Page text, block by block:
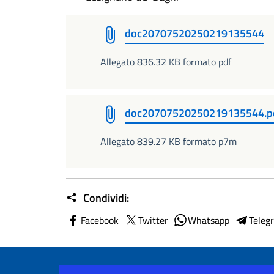
doc20707520250219135544
Allegato 836.32 KB formato pdf
Allegato 839.27 KB formato p7m
Condividi:
Facebook Twitter Whatsapp